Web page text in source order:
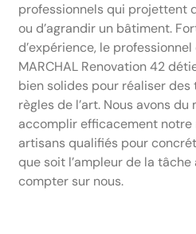
professionnels qui projettent
ou d’agrandir un bâtiment.
d’expérience, le
MARCHAL Renovation 42
bien solides pour réaliser
règles de l’art. Nous avons
accomplir efficacement notre
artisans qualifiés pour
que soit l’ampleur de la tâche
compter sur nous.